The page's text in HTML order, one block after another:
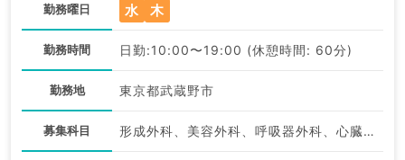
勤務曜日 水 木
勤務時間 日勤:10:00〜19:00 (休憩時間: 60分)
勤務地 東京都武蔵野市
募集科目 形成外科、美容外科、呼吸器外科、心臓血管外科、皮膚科、一般内科、循環器内科、呼吸器内科、消化器内科、内分泌・代謝内科、外科系全般、一般外科、消化器外科、美容皮膚科、科目不問